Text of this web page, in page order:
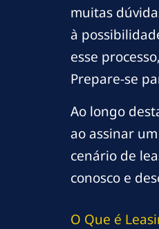
muitas
à
esse
Prepare-se
Ao longo
ao assinar
cenário de
conosco e
O Que é